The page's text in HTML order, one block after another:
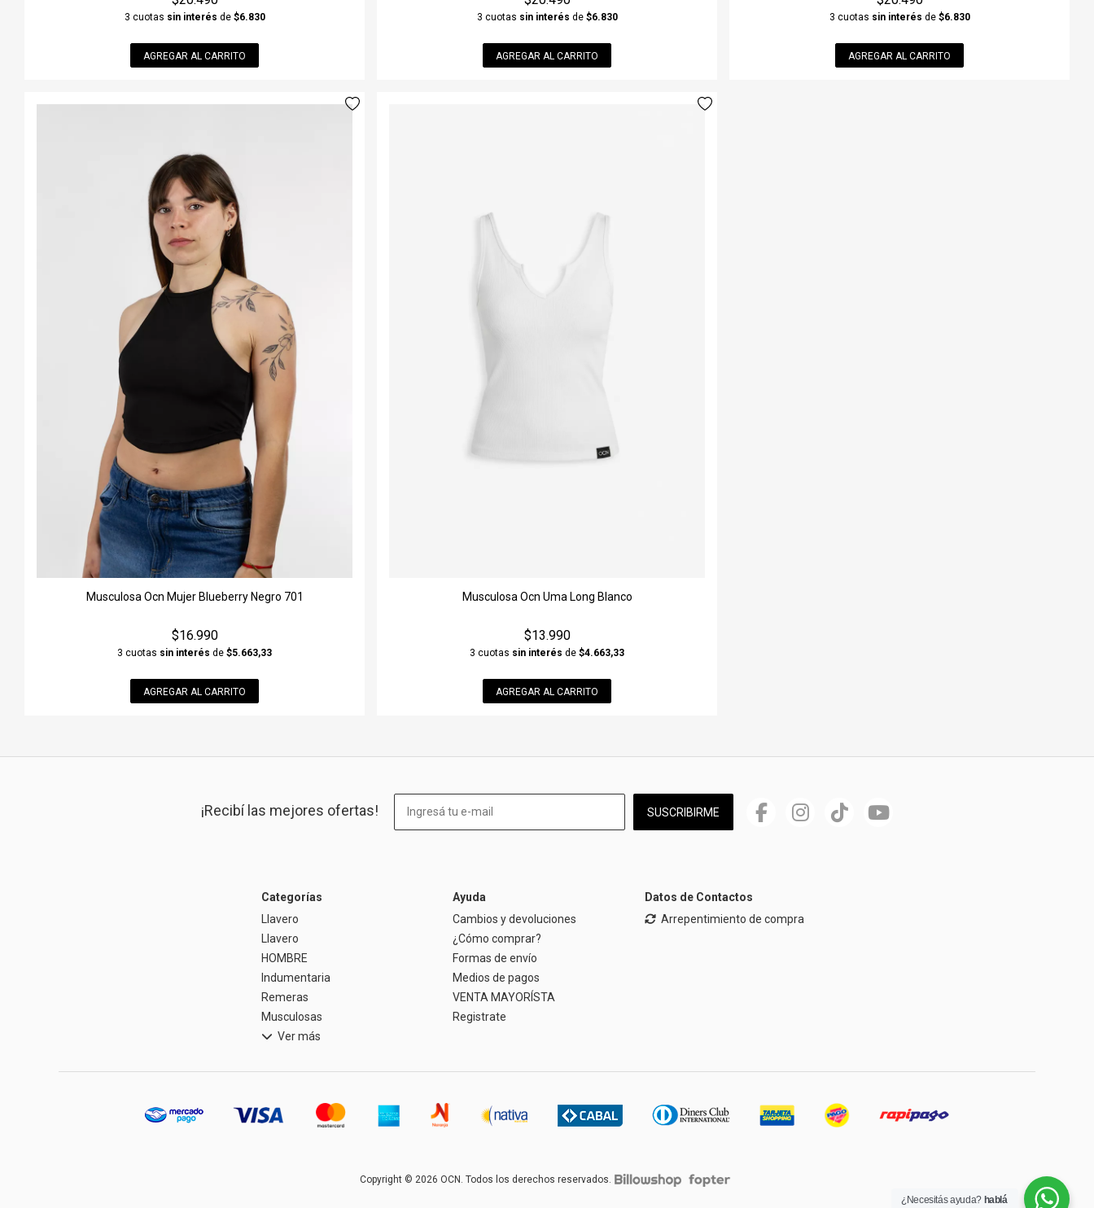
3 cuotas sin interés de $6.830
AGREGAR AL CARRITO
3 cuotas sin interés de $6.830
AGREGAR AL CARRITO
3 cuotas sin interés de $6.830
AGREGAR AL CARRITO
Musculosa Ocn Mujer Blueberry Negro 701
$16.990
3 cuotas sin interés de $5.663,33
AGREGAR AL CARRITO
Musculosa Ocn Uma Long Blanco
$13.990
3 cuotas sin interés de $4.663,33
AGREGAR AL CARRITO
¡Recibí las mejores ofertas! SUSCRIBIRME
Categorías
Llavero
Llavero
HOMBRE
Indumentaria
Remeras
Musculosas
Ver más
Ayuda
Cambios y devoluciones
¿Cómo comprar?
Formas de envío
Medios de pagos
VENTA MAYORÍSTA
Registrate
Datos de Contactos
Arrepentimiento de compra
Copyright © 2026 OCN. Todos los derechos reservados.
¿Necesitás ayuda? hablá